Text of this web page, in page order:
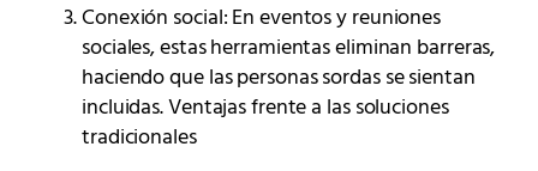
Conexión social: En eventos y reuniones
sociales, estas herramientas eliminan barreras,
haciendo que las personas sordas se sientan
incluidas. Ventajas frente a las soluciones
tradicionales